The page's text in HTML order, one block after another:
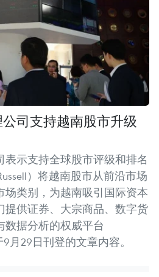
司支持越南股市升级
表示支持全球股市评级和排名
）将越南股市从前沿市场
场类别，为越南吸引国际资本
提供证券、大宗商品、数字货
数据分析的权威平台
9月29日刊登的文章内容。